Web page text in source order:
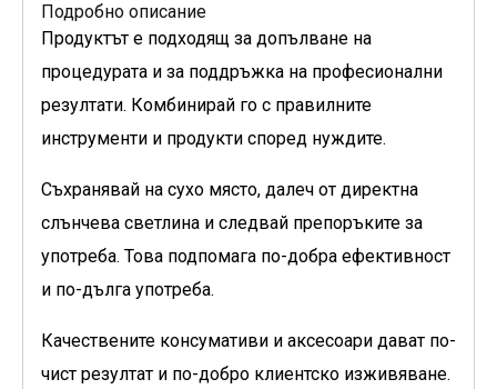
Подробно описание
Продуктът е подходящ за допълване на
процедурата и за поддръжка на професионални
резултати. Комбинирай го с правилните
инструменти и продукти според нуждите.
Съхранявай на сухо място, далеч от директна
слънчева светлина и следвай препоръките за
употреба. Това подпомага по-добра ефективност
и по-дълга употреба.
Качествените консумативи и аксесоари дават по-
чист резултат и по-добро клиентско изживяване.